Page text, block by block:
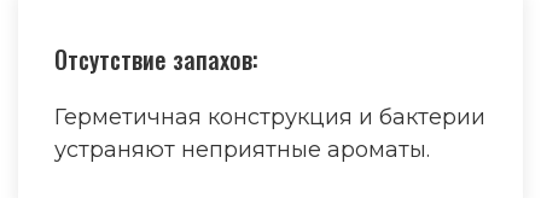
Отсутствие запахов:
Герметичная конструкция и бактерии
устраняют неприятные ароматы.